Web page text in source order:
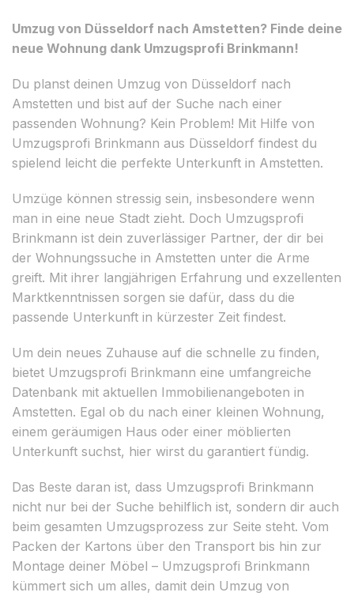
Umzug von Düsseldorf nach Amstetten? Finde deine
neue Wohnung dank Umzugsprofi Brinkmann!
Du planst deinen Umzug von Düsseldorf nach
Amstetten und bist auf der Suche nach einer
passenden Wohnung? Kein Problem! Mit Hilfe von
Umzugsprofi Brinkmann aus Düsseldorf findest du
spielend leicht die perfekte Unterkunft in Amstetten.
Umzüge können stressig sein, insbesondere wenn
man in eine neue Stadt zieht. Doch Umzugsprofi
Brinkmann ist dein zuverlässiger Partner, der dir bei
der Wohnungssuche in Amstetten unter die Arme
greift. Mit ihrer langjährigen Erfahrung und exzellenten
Marktkenntnissen sorgen sie dafür, dass du die
passende Unterkunft in kürzester Zeit findest.
Um dein neues Zuhause auf die schnelle zu finden,
bietet Umzugsprofi Brinkmann eine umfangreiche
Datenbank mit aktuellen Immobilienangeboten in
Amstetten. Egal ob du nach einer kleinen Wohnung,
einem geräumigen Haus oder einer möblierten
Unterkunft suchst, hier wirst du garantiert fündig.
Das Beste daran ist, dass Umzugsprofi Brinkmann
nicht nur bei der Suche behilflich ist, sondern dir auch
beim gesamten Umzugsprozess zur Seite steht. Vom
Packen der Kartons über den Transport bis hin zur
Montage deiner Möbel – Umzugsprofi Brinkmann
kümmert sich um alles, damit dein Umzug von